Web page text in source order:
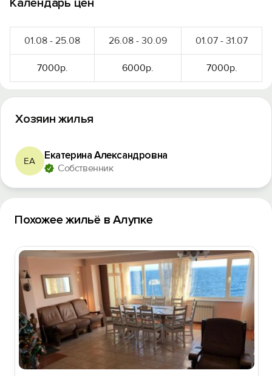
Календарь цен
01.08 - 25.08 26.08 - 30.09 01.07 - 31.07
7000р. 6000р. 7000р.
Хозяин жилья
ЕА Екатерина Александровна
Собственник
Похожее жильё в Алупке